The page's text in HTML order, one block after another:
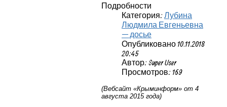
Подробности
Категория: Лубина
Людмила Евгеньевна
— досье
Опубликовано 10.11.2018
20:45
Автор: Super User
Просмотров: 169
(Вебсайт «Крыминформ» от 4
августа 2015 года)